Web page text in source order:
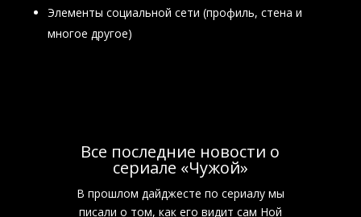
Элементы социальной сети (профиль, стена и
многое другое)
Все последние новости о
сериале «Чужой»
В прошлом дайджесте по сериалу мы
писали о том, как его видит сам Ной